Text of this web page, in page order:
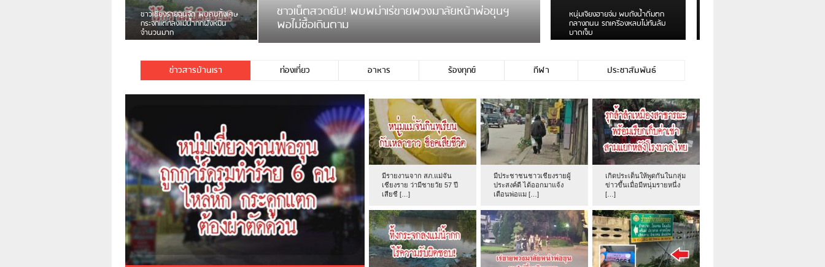
ชาวเน็ตสวดยับ! พบพม่าเร่ขายพวงมาลัยหน้าพ่อขุนฯ
พอไม่ซื้อเดินตาม
มีชาวเน็ตรายหนึ่งซึ่งแจ้งว่าตนเองไม่ใช่ประชาชนชาวเชียงร […]
หนุ่มเจียงฮายจ่ม พบถังน้ำดื่มตก ชาวผาลั้ง โวย ไร้หน่วยงานดูแล
ดินสไลด์ ต้องจัดการกันเอง
ข่าวสารบ้านเรา ท่องเที่ยว อาหาร ร้องทุกข์ กีฬา ประชาสัมพันธ์
มีรายงานจาก สภ.แม่จัน
เชียงราย ว่ามีชายวัย 57 ปี
เสียชี […]
มีประชาชนชาวเชียงรายผู้
ประสงค์ดี ได้ออกมาแจ้ง
เตือนพ่อแม […]
เกิดประเด็นให้พูดกันในกลุ่ม
ข่าวขึ้นเมื่อมีหนุ่มรายหนึ่ง
[…]